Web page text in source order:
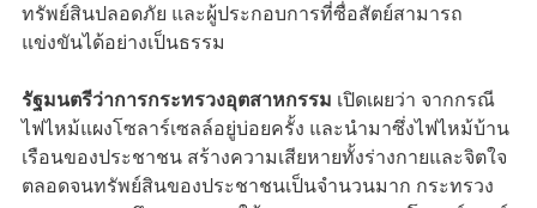
ทรัพย์สินปลอดภัย และผู้ประกอบการที่ซื่อสัตย์สามารถ
แข่งขันได้อย่างเป็นธรรม
รัฐมนตรีว่าการกระทรวงอุตสาหกรรม เปิดเผยว่า จากกรณี
ไฟไหม้แผงโซลาร์เซลล์อยู่บ่อยครั้ง และนำมาซึ่งไฟไหม้บ้าน
เรือนของประชาชน สร้างความเสียหายทั้งร่างกายและจิตใจ
ตลอดจนทรัพย์สินของประชาชนเป็นจำนวนมาก กระทรวง